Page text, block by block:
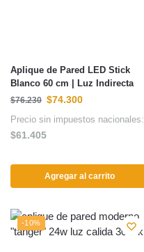
Aplique de Pared LED Stick
Blanco 60 cm | Luz Indirecta
$76.230 $74.300
Precio sin impuestos nacionales:
$61.405
Agregar al carrito
-10%